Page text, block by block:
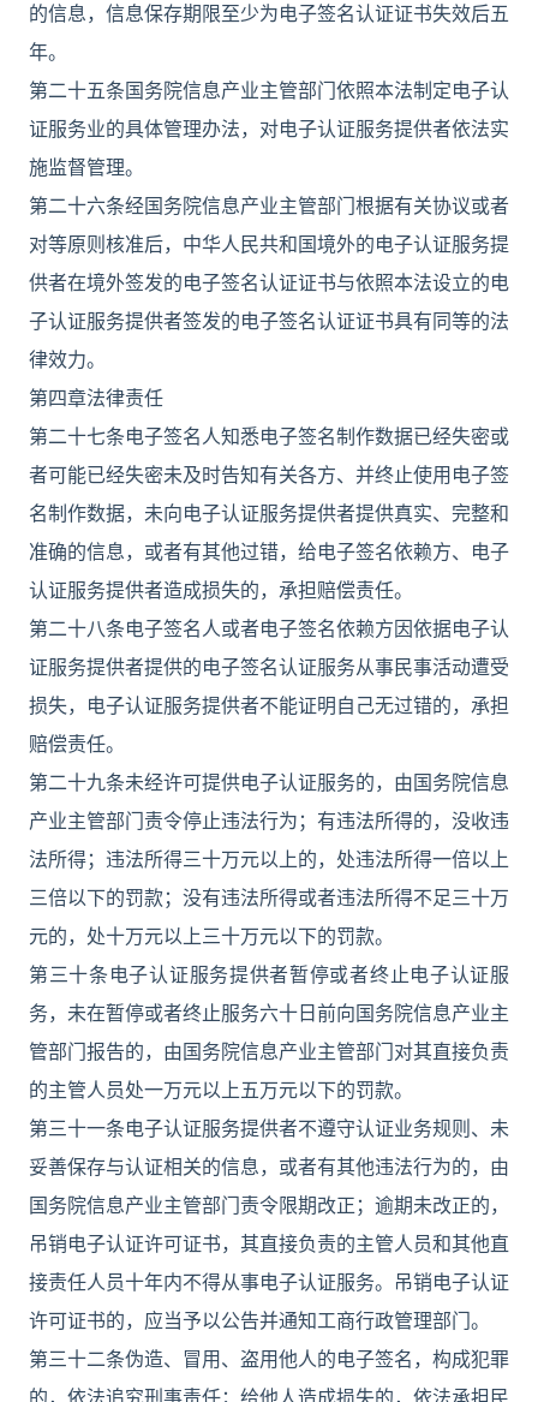
的信息，信息保存期限至少为电子签名认证证书失效后五
年。
第二十五条国务院信息产业主管部门依照本法制定电子认
证服务业的具体管理办法，对电子认证服务提供者依法实
施监督管理。
第二十六条经国务院信息产业主管部门根据有关协议或者
对等原则核准后，中华人民共和国境外的电子认证服务提
供者在境外签发的电子签名认证证书与依照本法设立的电
子认证服务提供者签发的电子签名认证证书具有同等的法
律效力。
第四章法律责任
第二十七条电子签名人知悉电子签名制作数据已经失密或
者可能已经失密未及时告知有关各方、并终止使用电子签
名制作数据，未向电子认证服务提供者提供真实、完整和
准确的信息，或者有其他过错，给电子签名依赖方、电子
认证服务提供者造成损失的，承担赔偿责任。
第二十八条电子签名人或者电子签名依赖方因依据电子认
证服务提供者提供的电子签名认证服务从事民事活动遭受
损失，电子认证服务提供者不能证明自己无过错的，承担
赔偿责任。
第二十九条未经许可提供电子认证服务的，由国务院信息
产业主管部门责令停止违法行为；有违法所得的，没收违
法所得；违法所得三十万元以上的，处违法所得一倍以上
三倍以下的罚款；没有违法所得或者违法所得不足三十万
元的，处十万元以上三十万元以下的罚款。
第三十条电子认证服务提供者暂停或者终止电子认证服
务，未在暂停或者终止服务六十日前向国务院信息产业主
管部门报告的，由国务院信息产业主管部门对其直接负责
的主管人员处一万元以上五万元以下的罚款。
第三十一条电子认证服务提供者不遵守认证业务规则、未
妥善保存与认证相关的信息，或者有其他违法行为的，由
国务院信息产业主管部门责令限期改正；逾期未改正的，
吊销电子认证许可证书，其直接负责的主管人员和其他直
接责任人员十年内不得从事电子认证服务。吊销电子认证
许可证书的，应当予以公告并通知工商行政管理部门。
第三十二条伪造、冒用、盗用他人的电子签名，构成犯罪
的，依法追究刑事责任；给他人造成损失的，依法承担民